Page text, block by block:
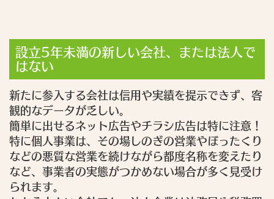
設立5年未満の新しい会社、または法人で
はない
新たに参入する会社は信用や実績を提示できず、客
観的なデータが乏しい。
簡単に出せるネット広告やチラシ広告は特に注意！
特に個人事業は、その場しのぎの営業やぼったくり
などの悪質な営業を続けながら都度名称を変えたり
など、事業者の実態がつかめない場合が多く見受け
られます。